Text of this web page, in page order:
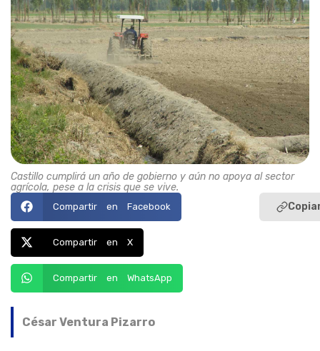
Castillo cumplirá un año de gobierno y aún no apoya al sector
agrícola, pese a la crisis que se vive.
Compartir en Facebook
Compartir en X
Compartir en WhatsApp
César Ventura Pizarro